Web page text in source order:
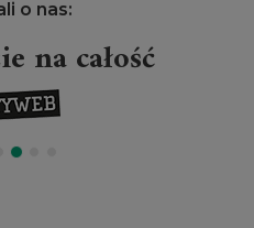
o nas:
na całość